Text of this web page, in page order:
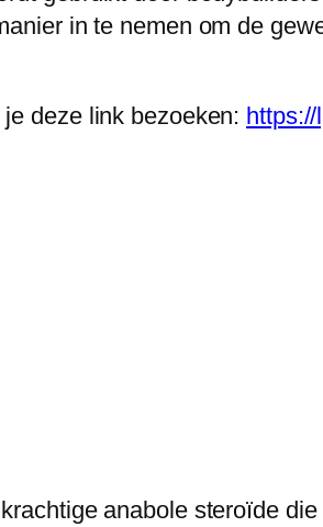
in te nemen om de
deze link bezoeken:
anabole steroïde